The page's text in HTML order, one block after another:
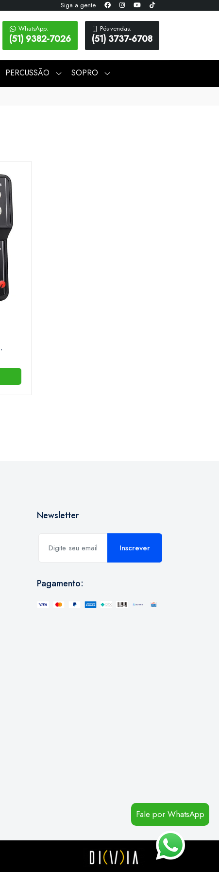
Siga a gente
WhatsApp:
(51) 9382-7026
Pós-vendas:
(51) 3737-6708
PERCUSSÃO SOPRO
Newsletter
Inscrever
Pagamento:
Fale por WhatsApp